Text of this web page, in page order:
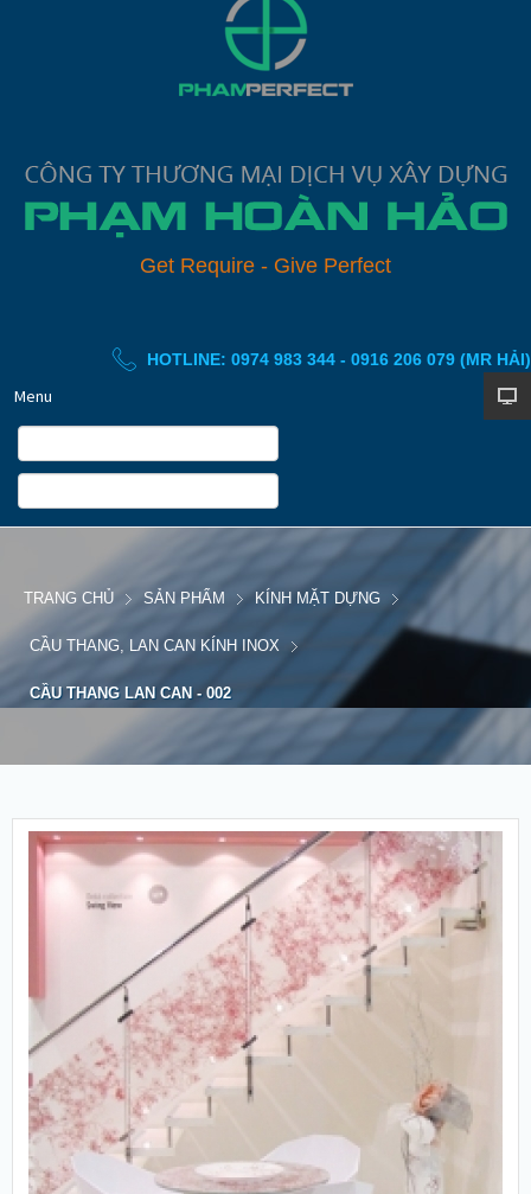
Get Require - Give Perfect
HOTLINE: 0974 983 344 - 0916 206 079 (MR HẢI)
Menu
TRANG CHỦ SẢN PHẨM KÍNH MẶT DỰNG
CẦU THANG, LAN CAN KÍNH INOX
CẦU THANG LAN CAN - 002